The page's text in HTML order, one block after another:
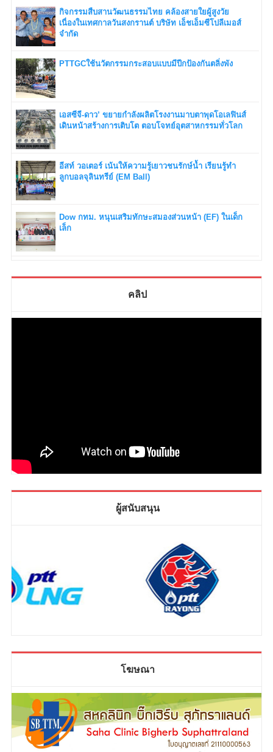
กิจกรรมสืบสานวัฒนธรรมไทย คล้องสายใยผู้สูงวัย
เนื่องในเทศกาลวันสงกรานต์ บริษัท เอ็ชเอ็มซีโปลีเมอส์
จำกัด
PTTGCใช้นวัตกรรมกระสอบแบบมีปีกป้องกันตลิ่งพัง
เอสซีจี-ดาว’ ขยายกำลังผลิตโรงงานมาบตาพุดโอเลฟินส์
เดินหน้าสร้างการเติบโต ตอบโจทย์อุตสาหกรรมทั่วโลก
อีสท์ วอเตอร์ เน้นให้ความรู้เยาวชนรักษ์น้ำ เรียนรู้ทำ
ลูกบอลจุลินทรีย์ (EM Ball)
Dow กทม. หนุนเสริมทักษะสมองส่วนหน้า (EF) ในเด็ก
เล็ก
คลิป
ผู้สนับสนุน
โฆษณา